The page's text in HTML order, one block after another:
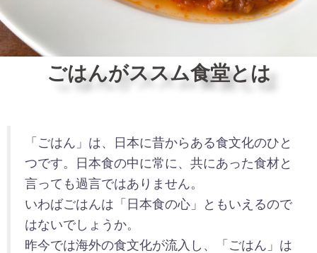
ごはんがススム食堂とは
「ごはん」は、日本に昔からある食文化のひと
つです。日本食の中に常に、共にあった食材と
言っても過言ではありません。
いわばごはんは「日本食の心」ともいえるので
はないでしょうか。
昨今では海外の食文化が流入し、「ごはん」は